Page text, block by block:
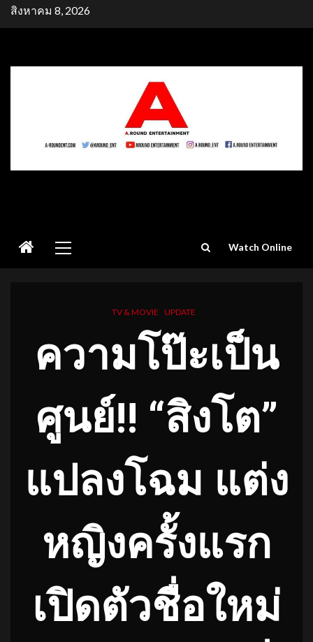
Skipสิงหาคม 8, 2026
Menu
Watch Online
TV & MOVIE UPDATE
ความโป๊ะเป็น
ศูนย์!! “สิงโต”
แปลงโฉม แต่ง
หญิงครั้งแรก
เปิดตัวชื่อใหม่